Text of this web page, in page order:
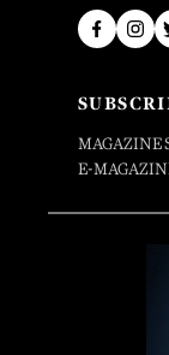
MAGAZINE
E-